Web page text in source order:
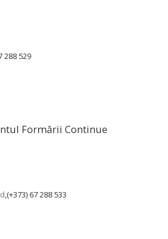
288 529
Formării Continue
,(+373) 67 288 533